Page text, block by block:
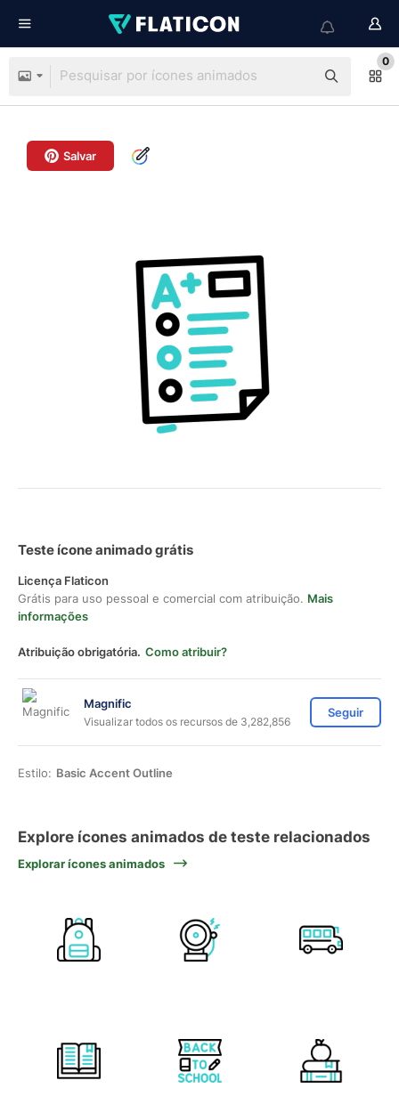
0
Salvar
Teste ícone animado grátis
Licença Flaticon
Grátis para uso pessoal e comercial com atribuição. Mais
informações
Atribuição obrigatória. Como atribuir?
Magnific
Visualizar todos os recursos de 3,282,856
Seguir
Estilo: Basic Accent Outline
Explore ícones animados de teste relacionados
Explorar ícones animados